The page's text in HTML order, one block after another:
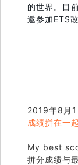
的世界。目
邀参加ETS
2019年8月1
成绩拼在一起
My best
拼分成绩与